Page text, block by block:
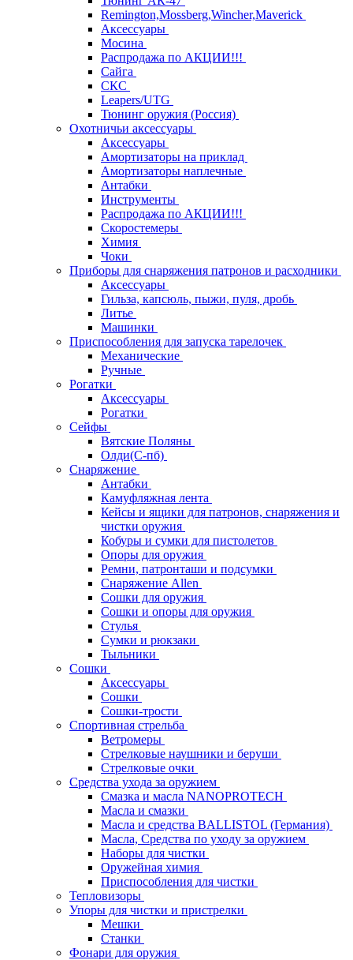
Remington,Mossberg,Wincher,Maverick
Аксессуары
Мосина
Распродажа по АКЦИИ!!!
Сайга
СКС
Leapers/UTG
Тюнинг оружия (Россия)
Охотничьи аксессуары
Аксессуары
Амортизаторы на приклад
Амортизаторы наплечные
Антабки
Инструменты
Распродажа по АКЦИИ!!!
Скоростемеры
Химия
Чоки
Приборы для снаряжения патронов и расходники
Аксессуары
Гильза, капсюль, пыжи, пуля, дробь
Литье
Машинки
Приспособления для запуска тарелочек
Механические
Ручные
Рогатки
Аксессуары
Рогатки
Сейфы
Вятские Поляны
Олди(С-пб)
Снаряжение
Антабки
Камуфляжная лента
Кейсы и ящики для патронов, снаряжения и
чистки оружия
Кобуры и сумки для пистолетов
Опоры для оружия
Ремни, патронташи и подсумки
Снаряжение Allen
Сошки для оружия
Сошки и опоры для оружия
Стулья
Сумки и рюкзаки
Тыльники
Сошки
Аксессуары
Сошки
Сошки-трости
Спортивная стрельба
Ветромеры
Стрелковые наушники и беруши
Стрелковые очки
Средства ухода за оружием
Смазка и масла NANOPROTECH
Масла и смазки
Масла и средства BALLISTOL (Германия)
Масла, Средства по уходу за оружием
Наборы для чистки
Оружейная химия
Приспособления для чистки
Тепловизоры
Упоры для чистки и пристрелки
Мешки
Станки
Фонари для оружия